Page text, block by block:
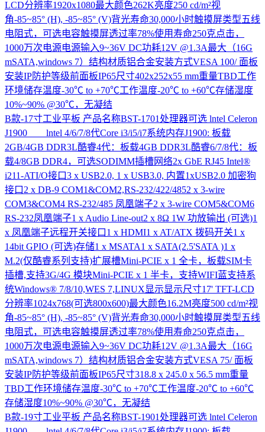
LCD分辨率1920x1080最大颜色262K亮度250 cd/m²视
角-85~85° (H), -85~85° (V)背光寿命30,000小时触摸屏类型五线
电阻式，可选电容触摸屏透过率78%使用寿命250克点击，
1000万次电源电源输入9~36V DC功耗12V @1.3A最大（16G
mSATA,windows 7）结构材质铝合金安装方式VESA 100/ 面板
安装IP防护等级前面板IP65尺寸402x252x55 mm重量TBD工作
环境储存温度-30℃ to +70℃工作温度-20℃ to +60℃存储湿度
10%~90% @30℃，无凝结
B款-17寸工业平板 产品名称BST-1701处理器可选 lntel Celeron
J1900 lntel 4/6/7/8代Core i3/i5/i7系统内存J1900: 板载
2GB/4GB DDR3L酷睿4代：板载4GB DDR3L酷睿6/7/8代：板
载4/8GB DDR4，可选SODIMM插槽网络2x GbE RJ45 Intel®
i211-ATI/O接口3 x USB2.0, 1 x USB3.0, 内置1xUSB2.0 加密狗
接口2 x DB-9 COM1&COM2,RS-232/422/4852 x 3-wire
COM3&COM4 RS-232/485 凤凰端子2 x 3-wire COM5&COM6
RS-232凤凰端子1 x Audio Line-out2 x 8Ω 1W 功放输出 (可选)1
x 凤凰端子远程开关接口1 x HDMI1 x AT/ATX 拨码开关1 x
14bit GPIO (可选)存储1 x MSATA1 x SATA(2.5'SATA )1 x
M.2(仅酷睿系列支持)扩展槽Mini-PCIE x 1 全卡，板载SIM卡
插槽,支持3G/4G 模块Mini-PCIE x 1 半卡，支持WIFI蓝支持系
统Windows® 7/8/10,WES 7,LINUX显示显示尺寸17' TFT-LCD
分辨率1024x768(可选800x600)最大颜色16.2M亮度500 cd/m²视
角-85~85° (H), -85~85° (V)背光寿命30,000小时触摸屏类型五线
电阻式，可选电容触摸屏透过率78%使用寿命250克点击，
1000万次电源电源输入9~36V DC功耗12V @1.3A最大（16G
mSATA,windows 7）结构材质铝合金安装方式VESA 75/ 面板
安装IP防护等级前面板IP65尺寸318.8 x 245.0 x 56.5 mm重量
TBD工作环境储存温度-30℃ to +70℃工作温度-20℃ to +60℃
存储湿度10%~90% @30℃，无凝结
B款-19寸工业平板 产品名称BST-1901处理器可选 lntel Celeron